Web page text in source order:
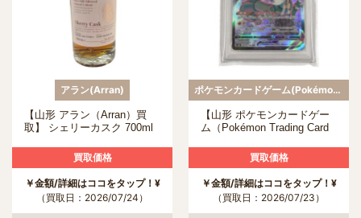
アラン(Arran)
【山形 アラン（Arran）買
取】 シェリーカスク 700ml
買取価格
￥金額/詳細はココをタップ！¥
（買取日：2026/07/24）
ポケモンカードゲーム(Pokémon Trading Card Game)
【山形 ポケモンカードゲー
ム（Pokémon Trading Card
レックウザVMAXの買取につ
いて
買取価格
￥金額/詳細はココをタップ！¥
（買取日：2026/07/23）